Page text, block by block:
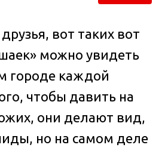
вот таких вот
можно увидеть
городе каждой
чтобы давить на
они делают вид,
но на самом деле